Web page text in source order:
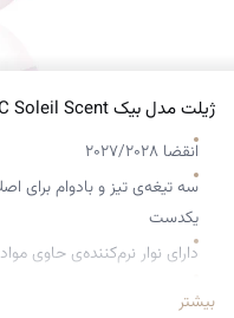
ژیلت مدل بیک BIC Soleil Scent بسته‌ ۴ عددی
انقضا ۲۰۲۷/۲۰۲۸
سه تیغه‌ی تیز و بادوام برای
یکدست
دارای نوار نرم‌کننده‌ی حاوی
طراحی‌شده برای پوست‌هایبیشتر